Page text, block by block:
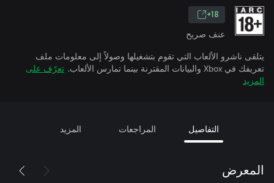
18+
عنف صريح
يتلقى ناشرو الألعاب التي تقوم بتشغيلها وصولاً إلى معلومات ملف
تعريفك في Xbox والبيانات المقترنة بينما تمارس الألعاب.
تعرّف على
المزيد
التفاصيل المراجعات المزيد
المعرض